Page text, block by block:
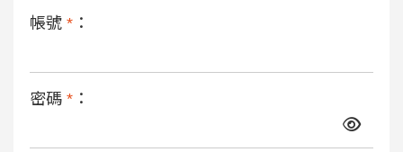
帳號 * ：
密碼 * ：